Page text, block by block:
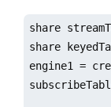
share
share
engine1 =